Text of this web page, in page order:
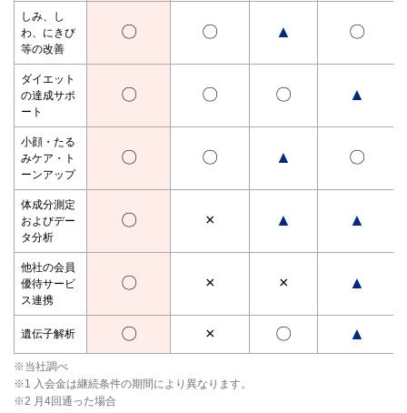
しみ、し
わ、にきび
等の改善
〇 〇 ▲ 〇
ダイエット
の達成サポ
ート
〇 〇 〇 ▲
小顔・たる
みケア・ト
ーンアップ
〇 〇 ▲ 〇
体成分測定
およびデー
タ分析
〇 × ▲ ▲
他社の会員
優待サービ
ス連携
〇 × × ▲
遺伝子解析 〇 × 〇 ▲
※当社調べ
※1 入会金は継続条件の期間により異なります。
※2 月4回通った場合